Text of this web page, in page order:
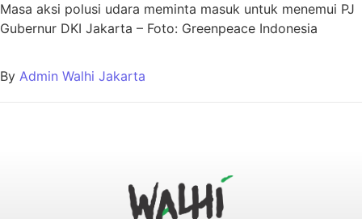
Masa aksi polusi udara meminta masuk untuk menemui PJ
Gubernur DKI Jakarta – Foto: Greenpeace Indonesia
By Admin Walhi Jakarta